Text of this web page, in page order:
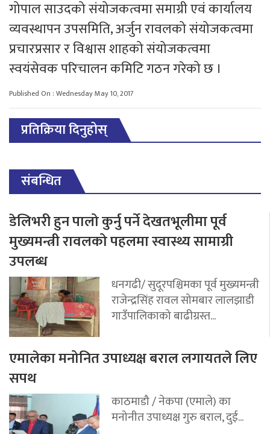
गोपाल साउदको संयोजकत्वमा समाग्री एवं कार्यालय
व्यवस्थापन उपसमिति, अर्जुन रावलको संयोजकत्वमा
प्रचारप्रसार र विश्वास शाहको संयोजकत्वमा
स्वयंसेवक परिचालन कमिटि गठन गरेको छ ।
Published On : Wednesday May 10, 2017
प्रतिक्रिया दिनुहोस्
संबन्धित
डेलिभरी हुन पालो कुर्नु पर्ने देखतभूलीमा पूर्व
मुख्यमन्त्री रावलको पहलमा स्वास्थ्य सामाग्री
उपलब्ध
धनगढी/ सुदूरपश्चिमका पूर्व मुख्यमन्त्री
राजेन्द्रसिंह रावल सोमबार लालझाडी
गाउँपालिकाको बाढीग्रस्त...
एमालेका मनोनित उपाध्यक्ष बराल लगायतले लिए
सपथ
काठमाडौ / नेकपा (एमाले) का
मनोनीत उपाध्यक्ष गुरु बराल, दुई...